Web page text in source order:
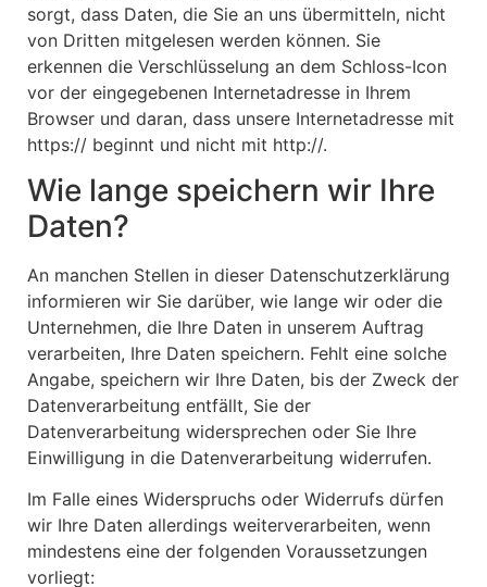
sorgt, dass Daten, die Sie an uns übermitteln, nicht
von Dritten mitgelesen werden können. Sie
erkennen die Verschlüsselung an dem Schloss-Icon
vor der eingegebenen Internetadresse in Ihrem
Browser und daran, dass unsere Internetadresse mit
https:// beginnt und nicht mit http://.
Wie lange speichern wir Ihre
Daten?
An manchen Stellen in dieser Datenschutzerklärung
informieren wir Sie darüber, wie lange wir oder die
Unternehmen, die Ihre Daten in unserem Auftrag
verarbeiten, Ihre Daten speichern. Fehlt eine solche
Angabe, speichern wir Ihre Daten, bis der Zweck der
Datenverarbeitung entfällt, Sie der
Datenverarbeitung widersprechen oder Sie Ihre
Einwilligung in die Datenverarbeitung widerrufen.
Im Falle eines Widerspruchs oder Widerrufs dürfen
wir Ihre Daten allerdings weiterverarbeiten, wenn
mindestens eine der folgenden Voraussetzungen
vorliegt: